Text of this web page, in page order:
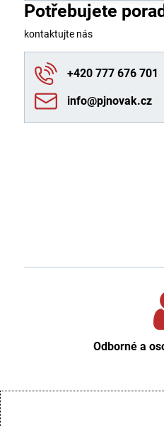
Potřebujete
kontaktujte nás
+420 777 676 701
info​@pjnovak​.cz
Odborné a